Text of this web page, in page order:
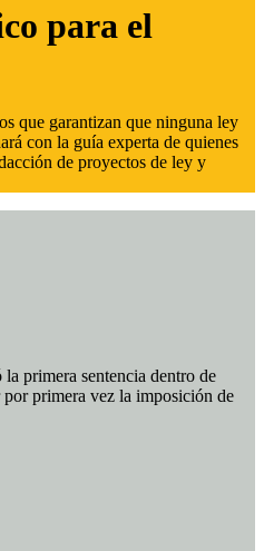
para el
que garantizan que ninguna ley
con la guía experta de quienes
de proyectos de ley y
primera sentencia dentro de
primera vez la imposición de